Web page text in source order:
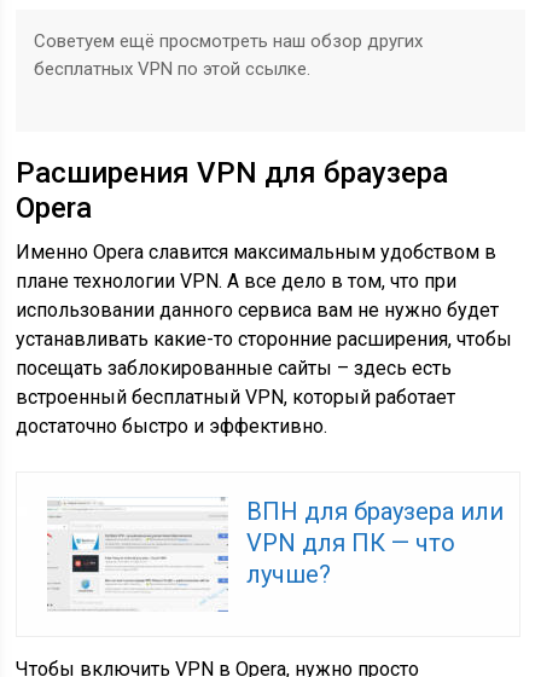
Советуем ещё просмотреть наш обзор других
бесплатных VPN по этой ссылке.
Расширения VPN для браузера
Opera
Именно Opera славится максимальным удобством в
плане технологии VPN. А все дело в том, что при
использовании данного сервиса вам не нужно будет
устанавливать какие-то сторонние расширения, чтобы
посещать заблокированные сайты – здесь есть
встроенный бесплатный VPN, который работает
достаточно быстро и эффективно.
ВПН для браузера или
VPN для ПК — что
лучше?
Чтобы включить VPN в Opera, нужно просто